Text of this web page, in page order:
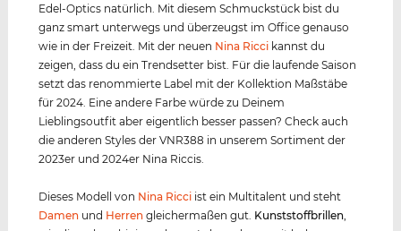
Edel-Optics natürlich. Mit diesem Schmuckstück bist du
ganz smart unterwegs und überzeugst im Office genauso
wie in der Freizeit. Mit der neuen Nina Ricci kannst du
zeigen, dass du ein Trendsetter bist. Für die laufende Saison
setzt das renommierte Label mit der Kollektion Maßstäbe
für 2024. Eine andere Farbe würde zu Deinem
Lieblingsoutfit aber eigentlich besser passen? Check auch
die anderen Styles der VNR388 in unserem Sortiment der
2023er und 2024er Nina Riccis.
Dieses Modell von Nina Ricci ist ein Multitalent und steht
Damen und Herren gleichermaßen gut. Kunststoffbrillen